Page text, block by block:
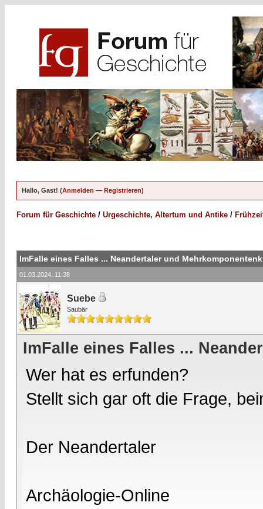
Hallo, Gast! (Anmelden — Registrieren)
Forum für Geschichte / Urgeschichte, Altertum und Antike /
ImFalle eines Falles ... Neandertaler und
01.03.2024, 11:38
Suebe
Saubär
ImFalle eines Falles ...
Wer hat es erfunden?
Stellt sich gar oft die Frage,
Der Neandertaler
Archäologie-Online